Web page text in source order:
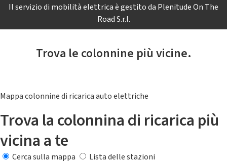
Il servizio di mobilità elettrica è gestito da Plenitude On The
Road S.r.l.
Trova le colonnine più vicine.
Mappa colonnine di ricarica auto elettriche
Trova la colonnina di ricarica più
vicina a te
Cerca sulla mappa
Lista delle stazioni